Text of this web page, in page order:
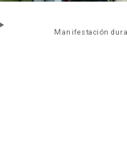
Manifestación